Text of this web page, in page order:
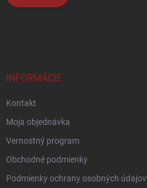
INFORMÁCIE
Kontakt
Moja objednávka
Vernostný program
Obchodné podmienky
Podmienky ochrany osobných údajov